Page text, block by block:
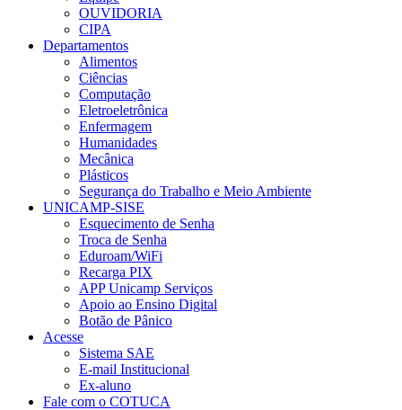
OUVIDORIA
CIPA
Departamentos
Alimentos
Ciências
Computação
Eletroeletrônica
Enfermagem
Humanidades
Mecânica
Plásticos
Segurança do Trabalho e Meio Ambiente
UNICAMP-SISE
Esquecimento de Senha
Troca de Senha
Eduroam/WiFi
Recarga PIX
APP Unicamp Serviços
Apoio ao Ensino Digital
Botão de Pânico
Acesse
Sistema SAE
E-mail Institucional
Ex-aluno
Fale com o COTUCA